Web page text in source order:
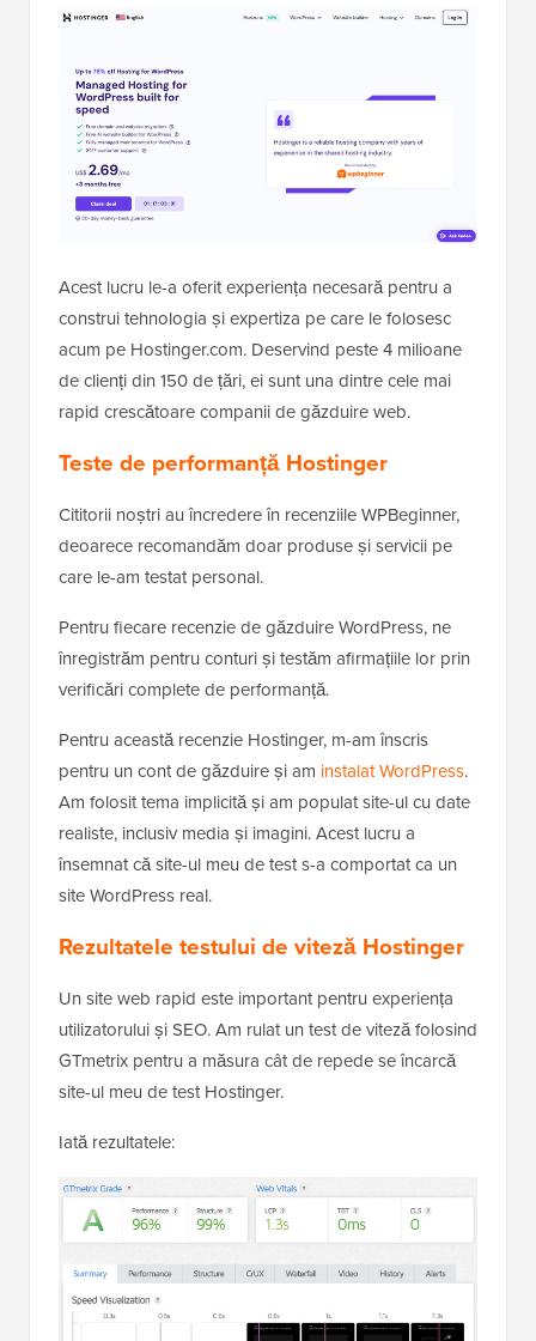
Acest lucru le-a oferit experiența necesară pentru a
construi tehnologia și expertiza pe care le folosesc
acum pe Hostinger.com. Deservind peste 4 milioane
de clienți din 150 de țări, ei sunt una dintre cele mai
rapid crescătoare companii de găzduire web.
Teste de performanță Hostinger
Cititorii noștri au încredere în recenziile WPBeginner,
deoarece recomandăm doar produse și servicii pe
care le-am testat personal.
Pentru fiecare recenzie de găzduire WordPress, ne
înregistrăm pentru conturi și testăm afirmațiile lor prin
verificări complete de performanță.
Pentru această recenzie Hostinger, m-am înscris
pentru un cont de găzduire și am instalat WordPress.
Am folosit tema implicită și am populat site-ul cu date
realiste, inclusiv media și imagini. Acest lucru a
însemnat că site-ul meu de test s-a comportat ca un
site WordPress real.
Rezultatele testului de viteză Hostinger
Un site web rapid este important pentru experiența
utilizatorului și SEO. Am rulat un test de viteză folosind
GTmetrix pentru a măsura cât de repede se încarcă
site-ul meu de test Hostinger.
Iată rezultatele: